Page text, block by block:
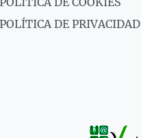
POLÍTICA DE PRIVACIDAD